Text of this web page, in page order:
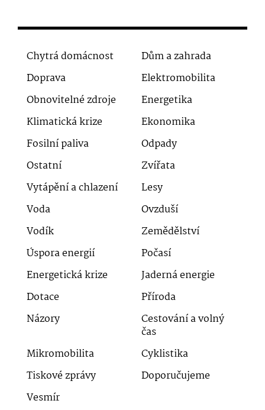
Chytrá domácnost
Dům a zahrada
Doprava
Elektromobilita
Obnovitelné zdroje
Energetika
Klimatická krize
Ekonomika
Fosilní paliva
Odpady
Ostatní
Zvířata
Vytápění a chlazení
Lesy
Voda
Ovzduší
Vodík
Zemědělství
Úspora energií
Počasí
Energetická krize
Jaderná energie
Dotace
Příroda
Názory
Cestování a volný
čas
Mikromobilita
Cyklistika
Tiskové zprávy
Doporučujeme
Vesmír